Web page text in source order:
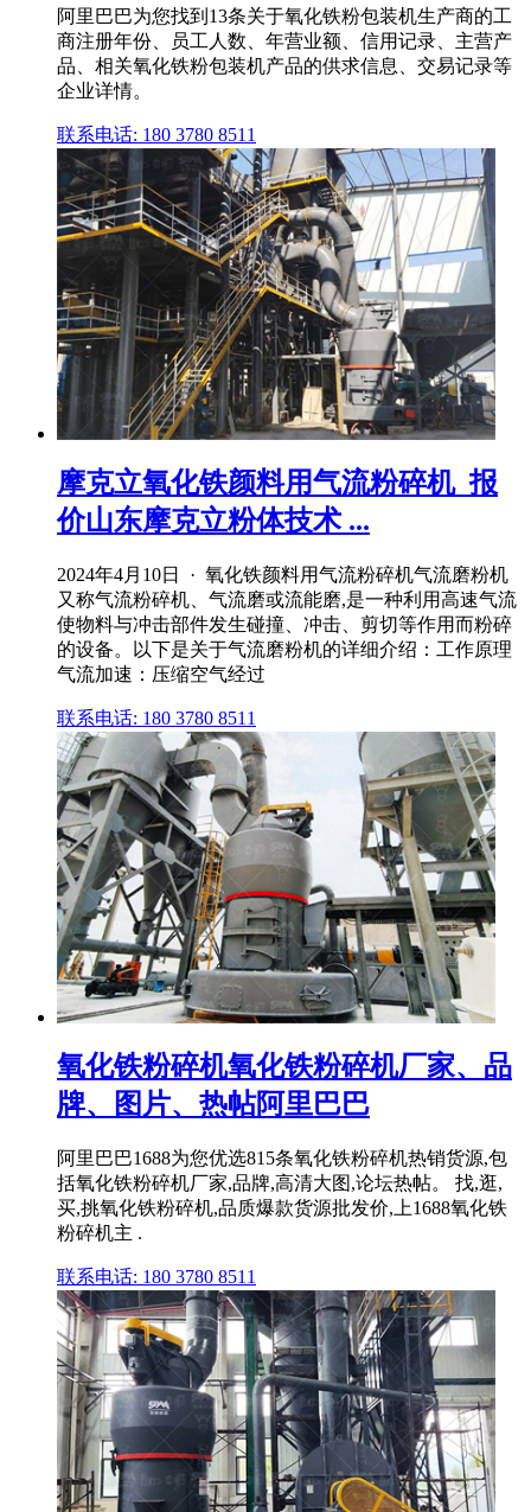
阿里巴巴为您找到13条关于氧化铁粉包装机生产商的工
商注册年份、员工人数、年营业额、信用记录、主营产
品、相关氧化铁粉包装机产品的供求信息、交易记录等
企业详情。
联系电话: 180 3780 8511
摩克立氧化铁颜料用气流粉碎机_报
价山东摩克立粉体技术 ...
2024年4月10日 · 氧化铁颜料用气流粉碎机气流磨粉机
又称气流粉碎机、气流磨或流能磨,是一种利用高速气流
使物料与冲击部件发生碰撞、冲击、剪切等作用而粉碎
的设备。以下是关于气流磨粉机的详细介绍：工作原理
气流加速：压缩空气经过
联系电话: 180 3780 8511
氧化铁粉碎机氧化铁粉碎机厂家、品
牌、图片、热帖阿里巴巴
阿里巴巴1688为您优选815条氧化铁粉碎机热销货源,包
括氧化铁粉碎机厂家,品牌,高清大图,论坛热帖。 找,逛,
买,挑氧化铁粉碎机,品质爆款货源批发价,上1688氧化铁
粉碎机主 .
联系电话: 180 3780 8511